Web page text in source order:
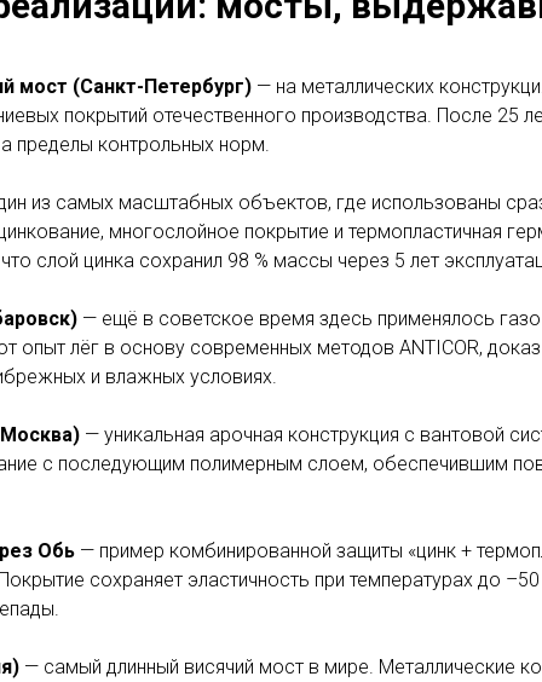
мост (Санкт-Петербург) — на металлических
покрытий отечественного производства. После 25
пределы контрольных норм.
из самых масштабных объектов, где использованы
многослойное покрытие и термопластичная
слой цинка сохранил 98 % массы через 5 лет
— ещё в советское время здесь применялось
опыт лёг в основу современных методов ANTICOR,
и влажных условиях.
— уникальная арочная конструкция с вантовой
с последующим полимерным слоем, обеспечившим
Обь — пример комбинированной защиты «цинк +
сохраняет эластичность при температурах до
— самый длинный висячий мост в мире. Металлические